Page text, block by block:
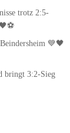
trotz 2:5-
💙🖤
bringt 3:2-Sieg